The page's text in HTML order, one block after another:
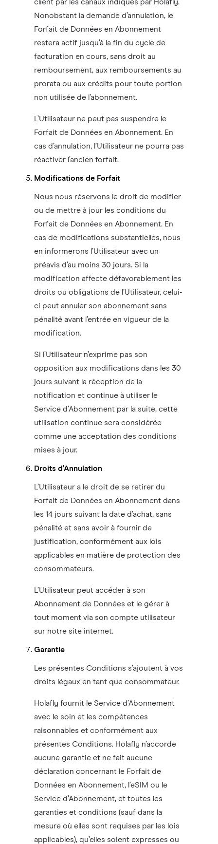
client par les canaux indiqués par Holafly.
Nonobstant la demande d’annulation, le
Forfait de Données en Abonnement
restera actif jusqu’à la fin du cycle de
facturation en cours, sans droit au
remboursement, aux remboursements au
prorata ou aux crédits pour toute portion
non utilisée de l’abonnement.
L’Utilisateur ne peut pas suspendre le
Forfait de Données en Abonnement. En
cas d’annulation, l’Utilisateur ne pourra pas
réactiver l’ancien forfait.
Modifications de Forfait
Nous nous réservons le droit de modifier
ou de mettre à jour les conditions du
Forfait de Données en Abonnement. En
cas de modifications substantielles, nous
en informerons l’Utilisateur avec un
préavis d’au moins 30 jours. Si la
modification affecte défavorablement les
droits ou obligations de l’Utilisateur, celui-
ci peut annuler son abonnement sans
pénalité avant l’entrée en vigueur de la
modification.
Si l’Utilisateur n’exprime pas son
opposition aux modifications dans les 30
jours suivant la réception de la
notification et continue à utiliser le
Service d’Abonnement par la suite, cette
utilisation continue sera considérée
comme une acceptation des conditions
mises à jour.
Droits d’Annulation
L’Utilisateur a le droit de se retirer du
Forfait de Données en Abonnement dans
les 14 jours suivant la date d’achat, sans
pénalité et sans avoir à fournir de
justification, conformément aux lois
applicables en matière de protection des
consommateurs.
L’Utilisateur peut accéder à son
Abonnement de Données et le gérer à
tout moment via son compte utilisateur
sur notre site internet.
Garantie
Les présentes Conditions s’ajoutent à vos
droits légaux en tant que consommateur.
Holafly fournit le Service d’Abonnement
avec le soin et les compétences
raisonnables et conformément aux
présentes Conditions. Holafly n’accorde
aucune garantie et ne fait aucune
déclaration concernant le Forfait de
Données en Abonnement, l’eSIM ou le
Service d’Abonnement, et toutes les
garanties et conditions (sauf dans la
mesure où elles sont requises par les lois
applicables), qu’elles soient expresses ou